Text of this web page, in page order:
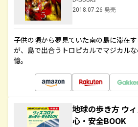
2018.07.26 発売
子供の頃から夢見ていた南の島に滞在
が、島で出合うトロピカルでマジカル
憶。
地球の歩き方 ウ
心・安全BOOK